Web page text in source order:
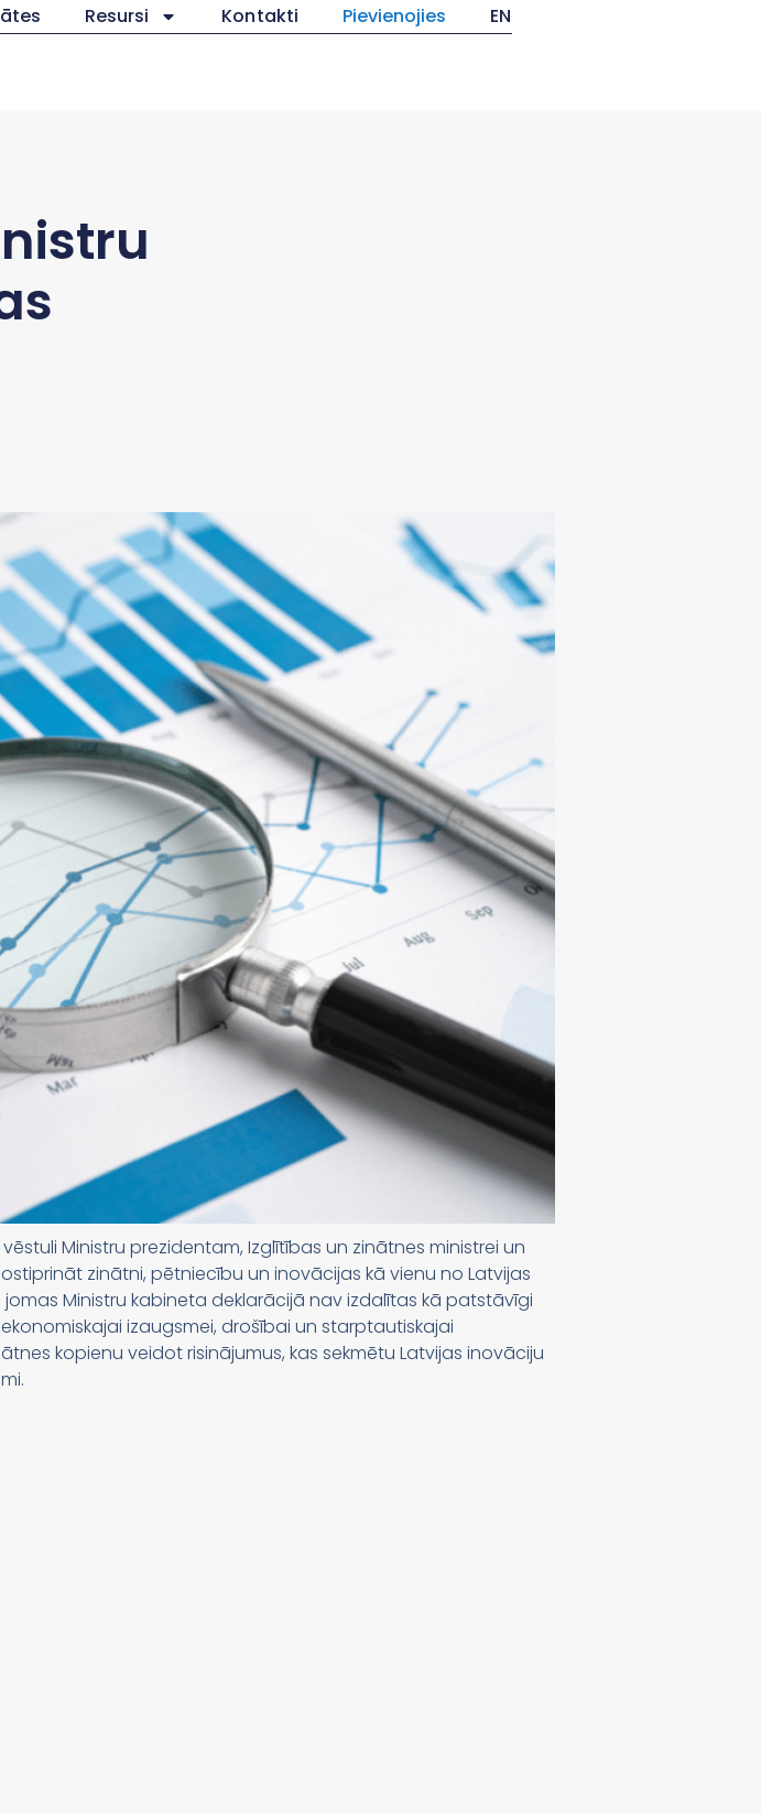
Resursi Kontakti Pievienojies EN
Ministru prezidentam, Izglītības un zinātnes ministrei un
zinātni, pētniecību un inovācijas kā vienu no Latvijas
Ministru kabineta deklarācijā nav izdalītas kā patstāvīgi
izaugsmei, drošībai un starptautiskajai
kopienu veidot risinājumus, kas sekmētu Latvijas inovāciju